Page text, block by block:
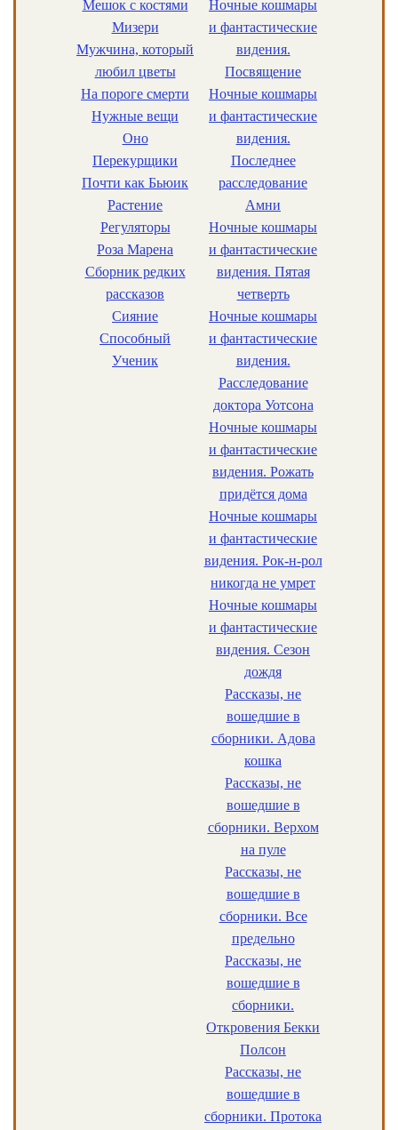
Мешок с костями
Мизери
Мужчина, который
любил цветы
На пороге смерти
Нужные вещи
Оно
Перекурщики
Почти как Бьюик
Растение
Регуляторы
Роза Марена
Сборник редких
рассказов
Сияние
Способный
Ученик
Ночные кошмары
и фантастические
видения.
Посвящение
Ночные кошмары
и фантастические
видения.
Последнее
расследование
Амни
Ночные кошмары
и фантастические
видения. Пятая
четверть
Ночные кошмары
и фантастические
видения.
Расследование
доктора Уотсона
Ночные кошмары
и фантастические
видения. Рожать
придётся дома
Ночные кошмары
и фантастические
видения. Рок-н-рол
никогда не умрет
Ночные кошмары
и фантастические
видения. Сезон
дождя
Рассказы, не
вошедшие в
сборники. Адова
кошка
Рассказы, не
вошедшие в
сборники. Верхом
на пуле
Рассказы, не
вошедшие в
сборники. Все
предельно
Рассказы, не
вошедшие в
сборники.
Откровения Бекки
Полсон
Рассказы, не
вошедшие в
сборники. Протока